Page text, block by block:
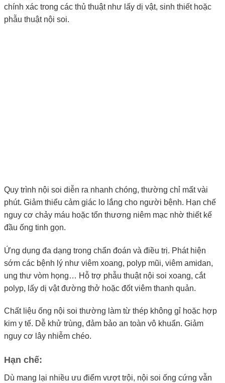
chính xác trong các thủ thuật như lấy dị vật, sinh thiết hoặc
phẫu thuật nội soi.
Quy trình nội soi diễn ra nhanh chóng, thường chỉ mất vài
phút. Giảm thiểu cảm giác lo lắng cho người bệnh. Hạn chế
nguy cơ chảy máu hoặc tổn thương niêm mạc nhờ thiết kế
đầu ống tinh gọn.
Ứng dụng đa dạng trong chẩn đoán và điều trị. Phát hiện
sớm các bệnh lý như viêm xoang, polyp mũi, viêm amidan,
ung thư vòm họng… Hỗ trợ phẫu thuật nội soi xoang, cắt
polyp, lấy dị vật đường thở hoặc đốt viêm thanh quản.
Chất liệu ống nội soi thường làm từ thép không gỉ hoặc hợp
kim y tế. Dễ khử trùng, đảm bảo an toàn vô khuẩn. Giảm
nguy cơ lây nhiễm chéo.
Hạn chế:
Dù mang lại nhiều ưu điểm vượt trội, nội soi ống cứng vẫn